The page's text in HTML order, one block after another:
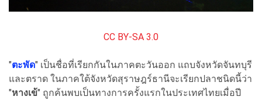
CC BY-SA 3.0
"ตะพัด" เป็นชื่อที่เรียกกันในภาคตะวันออก แถบจังหวัดจันทบุรี
และตราด ในภาคใต้จังหวัดสุราษฎร์ธานีจะเรียกปลาชนิดนี้ว่า
"หางเข้" ถูกค้นพบเป็นทางการครั้งแรกในประเทศไทยเมื่อปี